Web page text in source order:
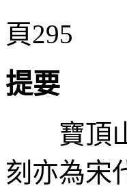
頁295
提要
寶頂山
刻亦為宋